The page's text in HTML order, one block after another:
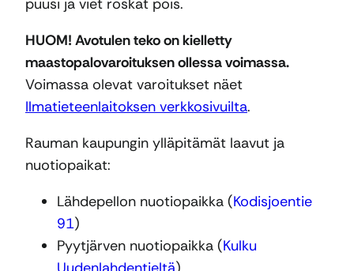
puusi ja viet roskat pois.
HUOM! Avotulen teko on kielletty
maastopalovaroituksen ollessa voimassa.
Voimassa olevat varoitukset näet
Ilmatieteenlaitoksen verkkosivuilta.
Rauman kaupungin ylläpitämät laavut ja
nuotiopaikat:
Lähdepellon nuotiopaikka (Kodisjoentie
91)
Pyytjärven nuotiopaikka (Kulku